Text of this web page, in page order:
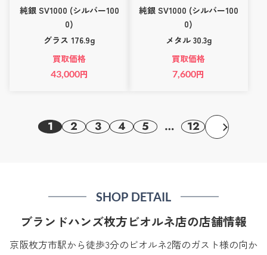
純銀 SV1000 (シルバー100
0)
グラス 176.9g
買取価格
43,000円
純銀 SV1000 (シルバー100
0)
メタル 30.3g
買取価格
7,600円
1 2 3 4 5 … 12
SHOP DETAIL
ブランドハンズ枚方ビオルネ店の店舗情報
京阪枚方市駅から徒歩3分のビオルネ2階のガスト様の向か